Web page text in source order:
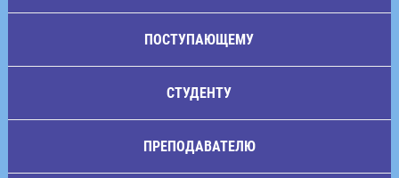
ПОСТУПАЮЩЕМУ
СТУДЕНТУ
ПРЕПОДАВАТЕЛЮ